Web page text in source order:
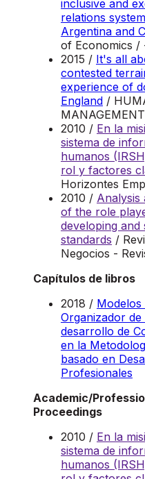
inclusive and
relations
Argentina and
of Economics /
2015 / It's all
contested
experience of
England /
2010 / En la
sistema de
humanos
rol y factores
Horizontes
2010 / Analysis
of the role
developing
standards /
Negocios -
Capítulos de libros
2018 / Modelos
Organizador
desarrollo de
en la
basado en
Profesionales
Academic/
Proceedings
2010 / En la
sistema de
humanos